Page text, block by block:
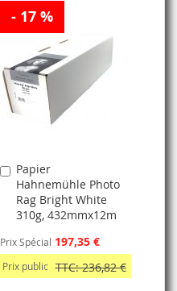
À
LISTE
D’ENVIE
AU
COMPARATEUR
- 17 %
Papier
Hahnemühle Photo
Rag Bright White
310g, 432mmx12m
Prix Spécial 197,35 €
Prix public TTC: 236,82 €
Ajouter
au
panier